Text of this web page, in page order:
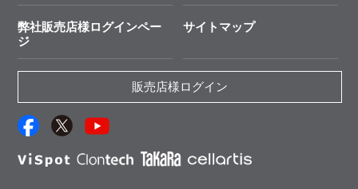
ユーザーズボイス集
抗体検索サイト
資料請求 機器関連
資料請求 受託関連
資料請求 核酸抽出・精製カタログ
サンプル請求一覧
弊社販売店様ログインペー
ジ
サイトマップ
販売店様ログイン